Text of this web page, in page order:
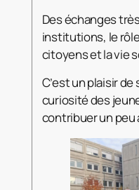
Des échanges
institutions, le
citoyens et la vie
C’est un plaisir
curiosité des
contribuer un peu